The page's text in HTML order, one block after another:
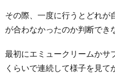
その際、一度に行うとどれが
が合わなかったのか判断でき
最初にエミュークリームかサ
くらいで連続して様子を見て